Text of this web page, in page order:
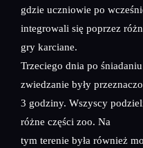
gdzie uczniowie po
integrowali się poprzez
gry karciane.
Trzeciego dnia po
zwiedzanie były
3 godziny. Wszyscy
różne części zoo. Na
tym terenie była również